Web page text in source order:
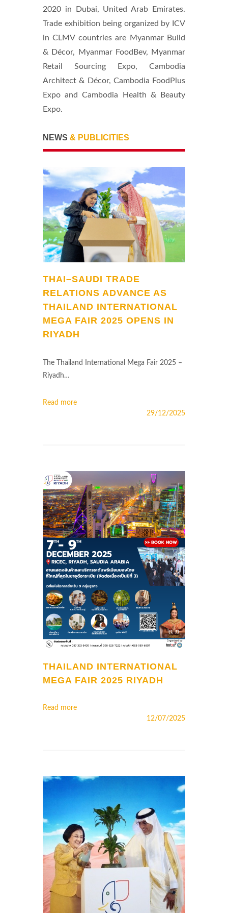
2020 in Dubai, United Arab Emirates.
Trade exhibition being organized by ICV
in CLMV countries are Myanmar Build
& Décor, Myanmar FoodBev, Myanmar
Retail Sourcing Expo, Cambodia
Architect & Décor, Cambodia FoodPlus
Expo and Cambodia Health & Beauty
Expo.
NEWS & PUBLICITIES
THAI–SAUDI TRADE
RELATIONS ADVANCE AS
THAILAND INTERNATIONAL
MEGA FAIR 2025 OPENS IN
RIYADH
The Thailand International Mega Fair 2025 –
Riyadh…
Read more
29/12/2025
THAILAND INTERNATIONAL
MEGA FAIR 2025 RIYADH
Read more
12/07/2025